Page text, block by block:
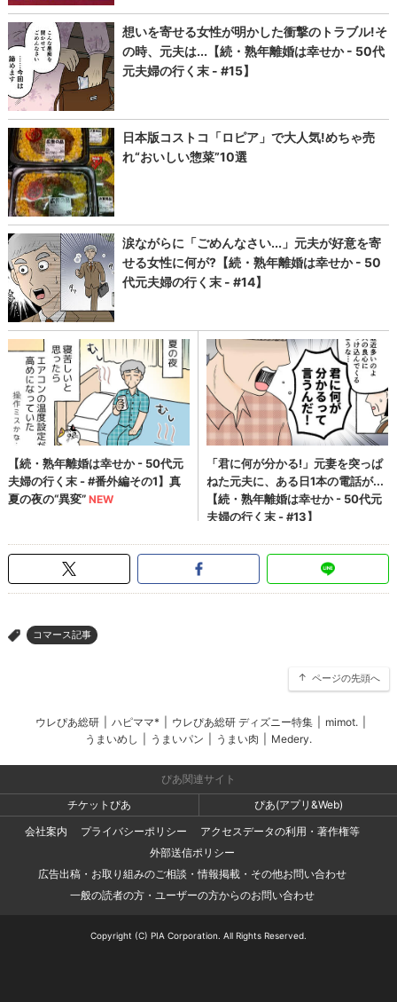
> コマース記事
ページの先頭へ
ウレぴあ総研 ハピママ* ウレぴあ総研 ディズニー特集 mimot.
うまいめし
うまいパン うまい肉 Medery.
ぴあ関連サイト
チケットぴあ
ぴあ(アプリ&Web)
会社案内
プライバシーポリシー
アクセスデータの利用・著作権等
外部送信ポリシー
広告出稿・お取り組みのご相談・情報掲載・その他お問い合わせ
一般の読者の方・ユーザーの方からのお問い合わせ
Copyright (C) PIA Corporation. All Rights Reserved.